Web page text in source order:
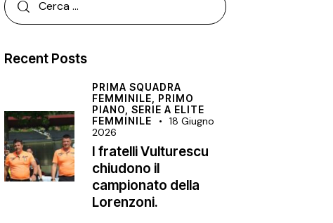
Recent Posts
PRIMA SQUADRA
FEMMINILE, PRIMO
PIANO,SERIE A ELITE
FEMMINILE
18 Giugno
2026
I fratelli Vulturescu
chiudono il
campionato della
Lorenzoni.